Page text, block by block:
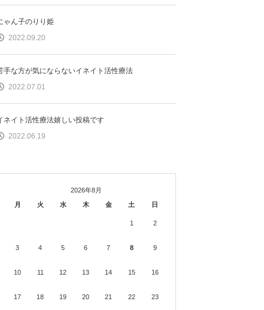
ゃん子のりり姫
2022.09.20
手な方が気にならないイネイト活性療法
2022.07.01
ネイト活性療法嬉しい投稿です
2022.06.19
2026年8月
月
火 水 木 金 土 日
1 2
3 4 5 6 7 8 9
10 11 12 13 14 15 16
17 18 19 20 21 22 23